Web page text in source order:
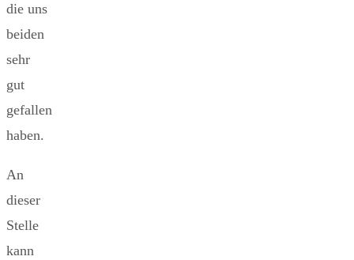
die uns
beiden
sehr
gut
gefallen
haben.
An
dieser
Stelle
kann